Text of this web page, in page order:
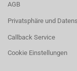
AGB
Privatsphäre und
Callback Service
Cookie Einstellungen